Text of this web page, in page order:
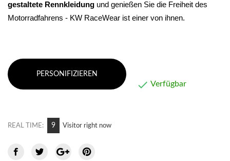
gestaltete Rennkleidung und genießen Sie die Freiheit des
Motorradfahrens - KW RaceWear ist einer von ihnen.
PERSONIFIZIEREN
 Verfügbar
REAL TIME: 9 Visitor right now